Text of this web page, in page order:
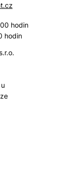
hodin
hodin